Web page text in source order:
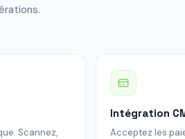
Scannez,
Intégration
Acceptez les